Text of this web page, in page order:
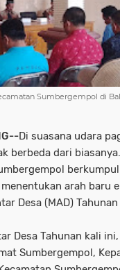
Sumbergempol di
Di suasana udara
berbeda dari
arah baru
Desa (MAD)
Desa Tahunan kali
Sumbergempol,